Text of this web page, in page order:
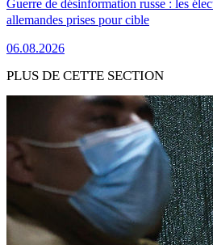
Guerre de désinformation russe : les
allemandes prises pour cible
06.08.2026
PLUS DE CETTE SECTION